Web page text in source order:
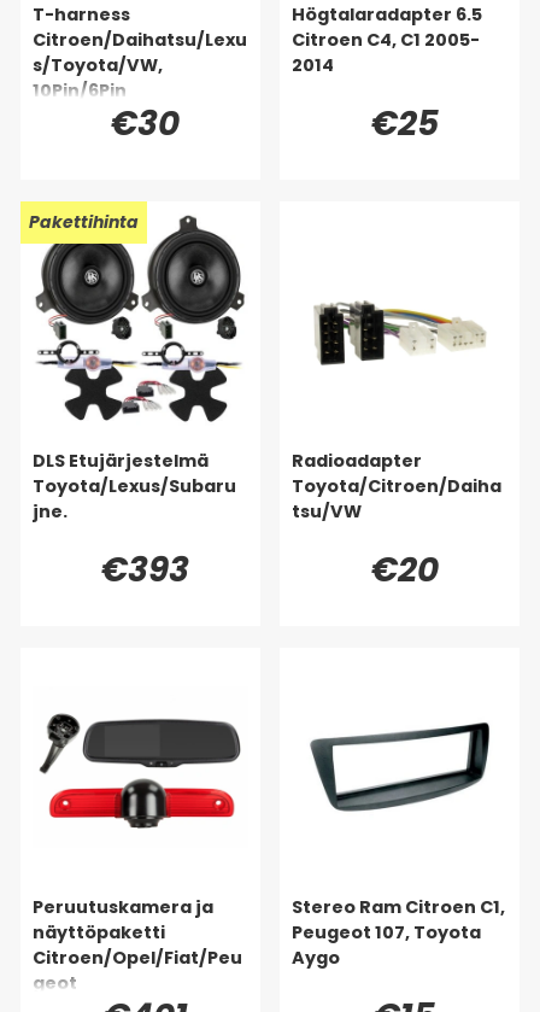
T-harness
Citroen/Daihatsu/Lexu
s/Toyota/VW,
10Pin/6Pin
€30
Högtalaradapter 6.5
Citroen C4, C1 2005-
2014
€25
Pakettihinta
DLS Etujärjestelmä
Toyota/Lexus/Subaru
jne.
€393
Radioadapter
Toyota/Citroen/Daiha
tsu/VW
€20
Peruutuskamera ja
näyttöpaketti
Citroen/Opel/Fiat/Peu
geot
Stereo Ram Citroen C1,
Peugeot 107, Toyota
Aygo